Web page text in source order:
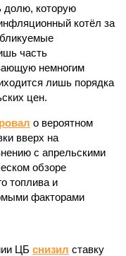
долю, которую
котёл за
часть
немногим
лишь порядка
цен.
о вероятном
вверх на
с апрельскими
обзоре
топлива и
факторами
ЦБ снизил ставку